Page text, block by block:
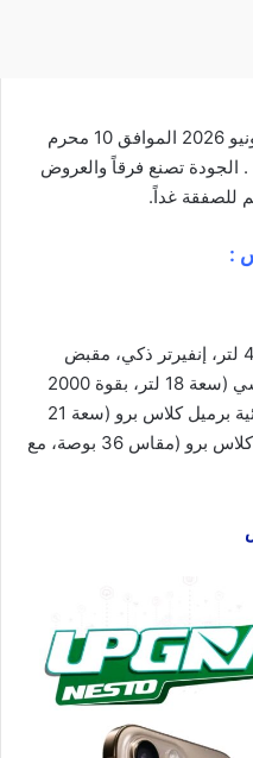
عروض نستو الدمام الأسبوعية 25 يونيو 2026 الموافق 10 محرم
. الجودة تصنع فرقاً والعروض
للصفقة غداً.
:
ميكروويف إل جي نيو شيف (سعة 42 لتر، إنفيرتر ذكي، مقبض
أسود) . مكنسة كهربائية برميل هيتاشي (سعة 18 لتر، بقوة 2000
واط، تصفية قماشية) . مكنسة كهربائية برميل كلاس برو (سعة 21
لتر، بقوة 2000 واط) . مكواة ضغط كلاس برو (مقاس 36 بوصة، مع